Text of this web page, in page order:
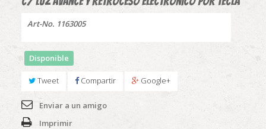
Art-No. 1163005
Disponible
Tweet Compartir Google+
Enviar a un amigo
Imprimir